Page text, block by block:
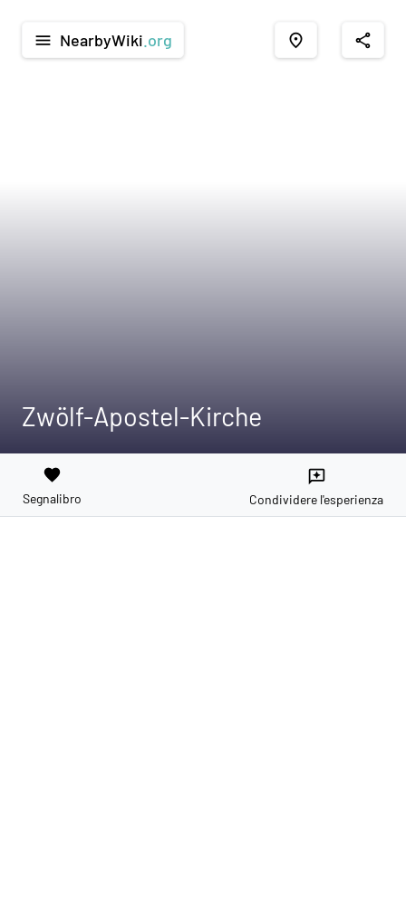
menu NearbyWiki .org place share
Zwölf-Apostel-Kirche
favorite
Segnalibro
reviews
Condividere l'esperienza